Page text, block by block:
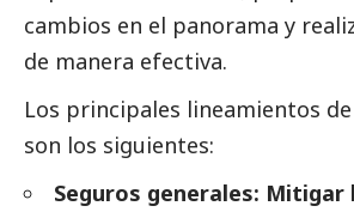
cambios en el panorama y
de manera efectiva.
Los principales lineamientos
son los siguientes:
Seguros generales: Mitigar